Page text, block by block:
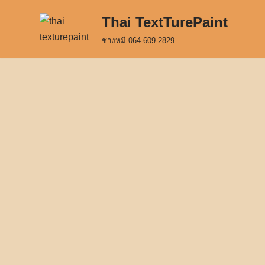
Thai TextTurePaint
ช่างหมี 064-609-2829